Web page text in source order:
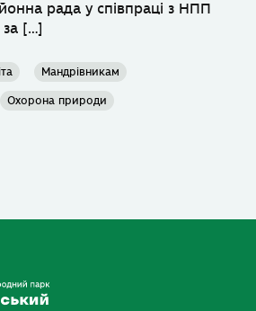
рада у співпраці з НПП
за […]
Мандрівникам
Охорона природи